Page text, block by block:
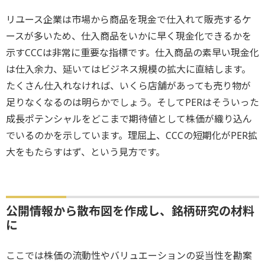
リユース企業は市場から商品を現金で仕入れて販売するケ
ースが多いため、仕入商品をいかに早く現金化できるかを
示すCCCは非常に重要な指標です。仕入商品の素早い現金化
は仕入余力、延いてはビジネス規模の拡大に直結します。
たくさん仕入れなければ、いくら店舗があっても売り物が
足りなくなるのは明らかでしょう。そしてPERはそういった
成長ポテンシャルをどこまで期待値として株価が織り込ん
でいるのかを示しています。理屈上、CCCの短期化がPER拡
大をもたらすはず、という見方です。
公開情報から散布図を作成し、銘柄研究の材料
に
ここでは株価の流動性やバリュエーションの妥当性を勘案